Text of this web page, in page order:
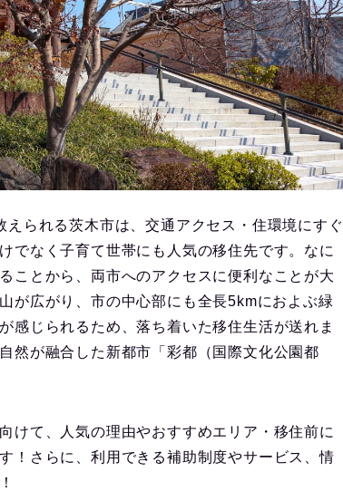
えられる茨木市は、交通アクセス・住環境にすぐ
でなく子育て世帯にも人気の移住先です。なに
ことから、両市へのアクセスに便利 なことが大
が広がり、市の中心部にも全長5kmにおよぶ緑
感じられるため、落ち着いた移住生活が送れま
然が融合した新都市「 彩都（国際文化公園都
けて、 人気の理由やおすすめエリア ・移住前に
！さらに、利用できる補助制度やサービス、情